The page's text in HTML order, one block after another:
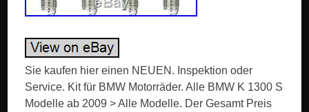
Sie kaufen hier einen NEUEN. Inspektion oder
Service. Kit für BMW Motorräder. Alle BMW K 1300 S
Modelle ab 2009 > Alle Modelle. Der Gesamt Preis